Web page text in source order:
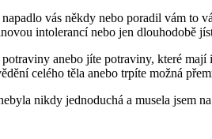
vás někdy nebo poradil vám
intolerancí nebo jen dlouhodobě
anebo jíte potraviny, které
celého těla anebo trpíte možná
nikdy jednoduchá a musela jsem